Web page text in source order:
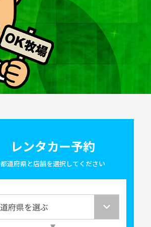
レンタカー予約
都道府県と店舗を選択してください